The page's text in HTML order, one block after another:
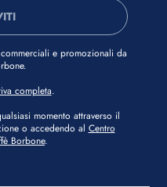
e promozionali da
completa.
momento attraverso il
o accedendo al Centro
Borbone.